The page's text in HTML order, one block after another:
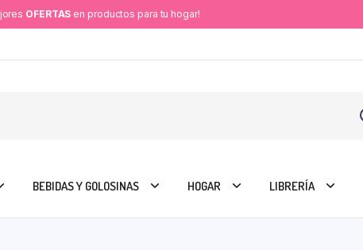
OFERTAS en productos para tu hogar!
BEBIDAS Y GOLOSINAS HOGAR LIBRERÍA